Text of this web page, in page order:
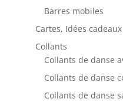
Barres mobiles
Cartes, Idées cadeaux
Collants
Collants de danse
Collants de danse
Collants de danse